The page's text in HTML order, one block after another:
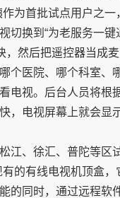
作为首批试点用户之
切换到“为老服务一键
，然后把遥控器当成
个医院、哪个科室、
电视。后台人员将根
，电视屏幕上就会显
江、徐汇、普陀等区
有的有线电视机顶盒
的同时，通过远程软